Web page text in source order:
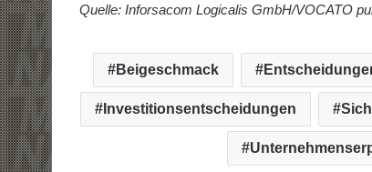
Quelle: Inforsacom Logicalis GmbH/VOCATO
Beigeschmack
Investitionsentscheidungen